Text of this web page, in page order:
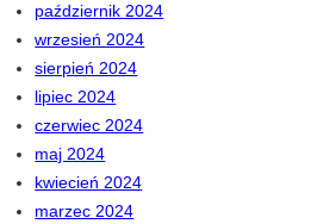
październik 2024
wrzesień 2024
sierpień 2024
lipiec 2024
czerwiec 2024
maj 2024
kwiecień 2024
marzec 2024